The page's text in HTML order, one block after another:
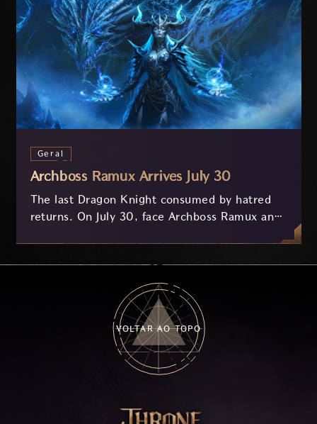
Geral
Archboss Ramux Arrives July 30
The last Dragon Knight consumed by hatred
returns. On July 30, face Archboss Ramux and
key combat mechanics, the Ballista, and the
new Archboss equipment that awaits.
VOLTAR AO TOPO